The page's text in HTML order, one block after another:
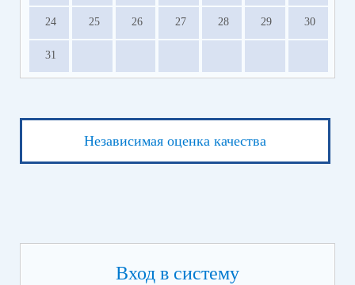
24 25 26 27 28 29 30
31
Независимая оценка качества
Вход в систему